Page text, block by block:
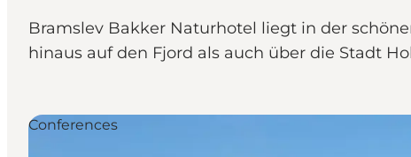
Städte und Orte
Das passiert
Bramslev Bakker Naturhotel liegt in der
hinaus auf den Fjord als auch über die Stadt
Conferences